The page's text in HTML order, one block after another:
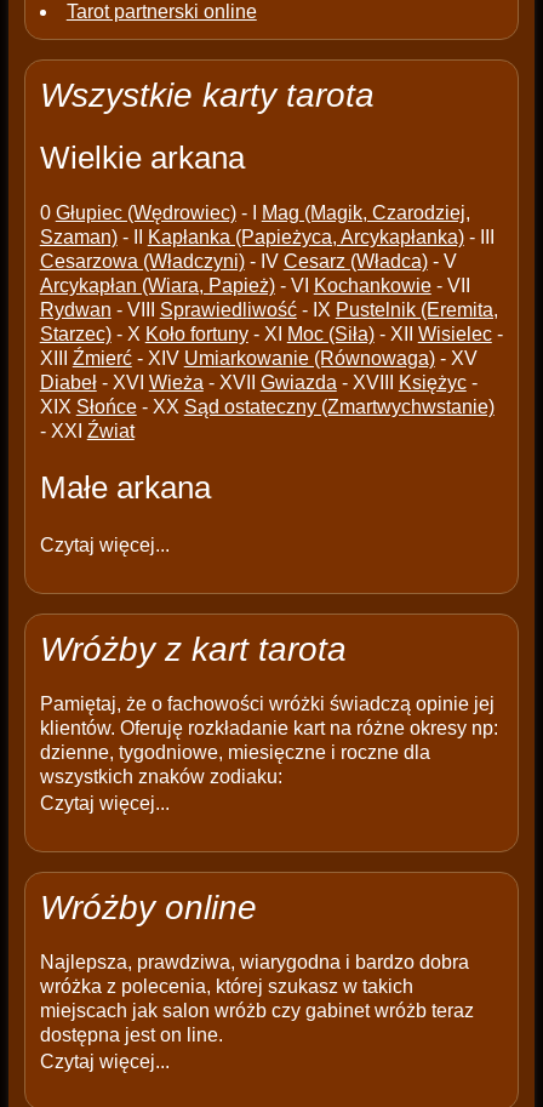
Tarot partnerski online
Wszystkie karty tarota
Wielkie arkana
0 Głupiec (Wędrowiec)- I
Mag (Magik, Czarodziej,
Szaman)- II Kapłanka (Papieżyca, Arcykapłanka)- III
Cesarzowa (Władczyni)- IV Cesarz (Władca)- V
Arcykapłan (Wiara, Papież)- VI Kochankowie- VII
Rydwan - VIII Sprawiedliwość- IX Pustelnik (Eremita,
Starzec)- X Koło fortuny- XI Moc (Siła)- XII Wisielec-
XIII Źmierć- XIV Umiarkowanie (Równowaga)- XV
Diabeł- XVI Wieża - XVII Gwiazda - XVIII Księżyc-
XIX Słońce- XX Sąd ostateczny (Zmartwychwstanie)
- XXI Źwiat
Małe arkana
Czytaj więcej...
Wróżby z kart tarota
Pamiętaj, że o fachowości wróżki świadczą opinie jej
klientów. Oferuję rozkładanie kart na różne okresy np:
dzienne, tygodniowe, miesięczne i roczne dla
wszystkich znaków zodiaku:
Czytaj więcej...
Wróżby online
Najlepsza, prawdziwa, wiarygodna i bardzo dobra
wróżka z polecenia, której szukasz w takich
miejscach jak salon wróżb czy gabinet wróżb teraz
dostępna jest on line.
Czytaj więcej...